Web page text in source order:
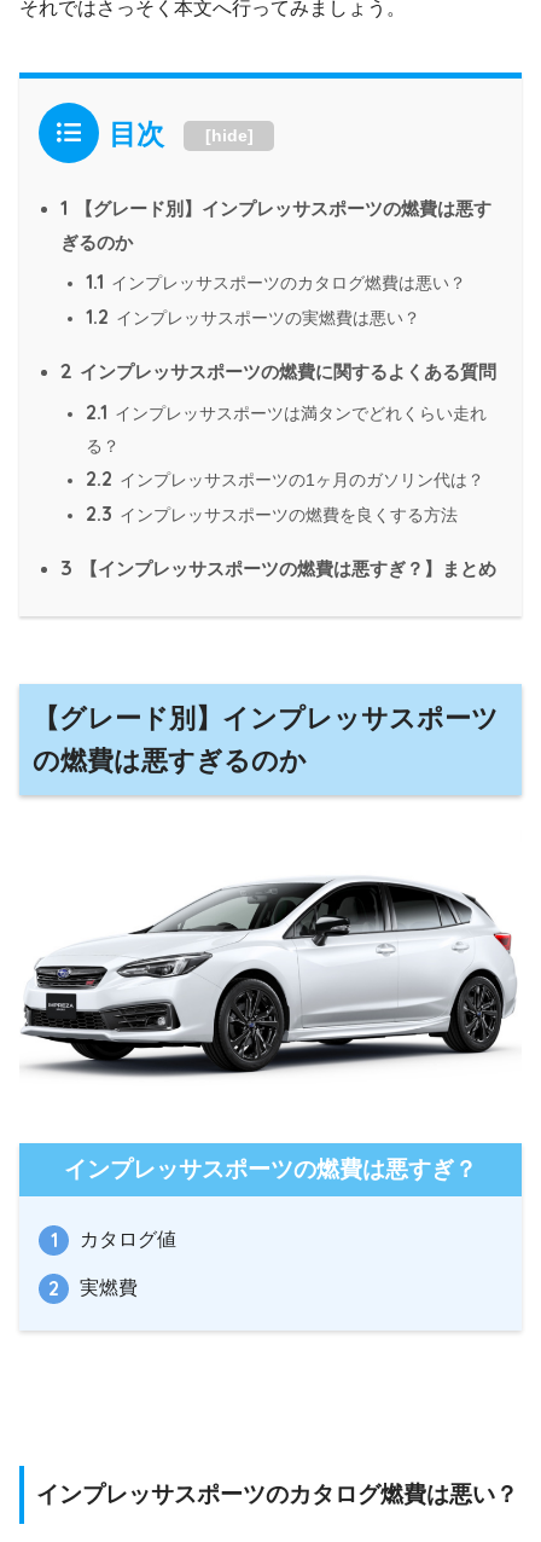
それではさっそく本文へ行ってみましょう。
目次 [hide]
1
【グレード別】インプレッサスポーツの燃費は悪す
ぎるのか
1.1 インプレッサスポーツのカタログ燃費は悪い？
1.2 インプレッサスポーツの実燃費は悪い？
2 インプレッサスポーツの燃費に関するよくある質問
2.1 インプレッサスポーツは満タンでどれくらい走れ
る？
2.2 インプレッサスポーツの1ヶ月のガソリン代は？
2.3 インプレッサスポーツの燃費を良くする方法
3 【インプレッサスポーツの燃費は悪すぎ？】まとめ
【グレード別】インプレッサスポーツ
の燃費は悪すぎるのか
インプレッサスポーツの燃費は悪すぎ？
カタログ値
実燃費
インプレッサスポーツのカタログ燃費は悪い？